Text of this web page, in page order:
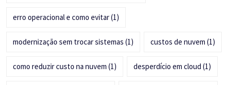
erro operacional e como evitar(1)
modernização sem trocar sistemas (1) custos de nuvem (1)
como reduzir custo na nuvem (1) desperdício em cloud (1)